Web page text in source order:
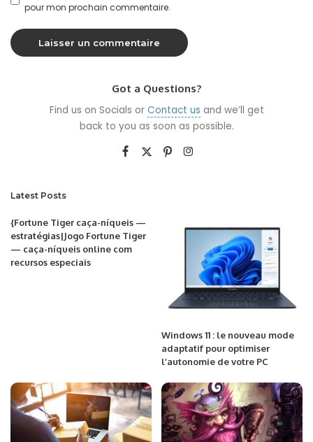
pour mon prochain commentaire.
Got a Questions?
Find us on Socials or Contact us and we’ll get
back to you as soon as possible.
Latest Posts
{Fortune Tiger caça-níqueis —
estratégias|Jogo Fortune Tiger
— caça-níqueis online com
recursos especiais
Windows 11 : le nouveau mode
adaptatif pour optimiser
l’autonomie de votre PC